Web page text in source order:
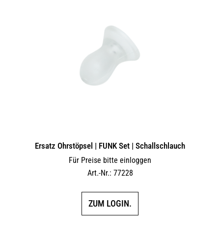
Ersatz Ohrstöpsel | FUNK Set | Schallschlauch
Für Preise bitte einloggen
Art.-Nr.: 77228
ZUM LOGIN.